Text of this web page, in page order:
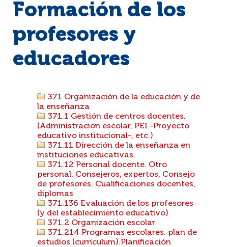
Formación de los
profesores y
educadores
371 Organización de la educación y de
la enseñanza
371.1 Gestión de centros docentes.
(Administración escolar, PEI -Proyecto
educativo institucional-, etc.)
371.11 Dirección de la enseñanza en
instituciones educativas.
371.12 Personal docente. Otro
personal. Consejeros, expertos, Consejo
de profesores. Cualificaciones docentes,
diplomas
371.136 Evaluación de los profesores
(y del establecimiento educativo)
371.2 Organización escolar
371.214 Programas escolares. plan de
estudios (curriculum).Planificación